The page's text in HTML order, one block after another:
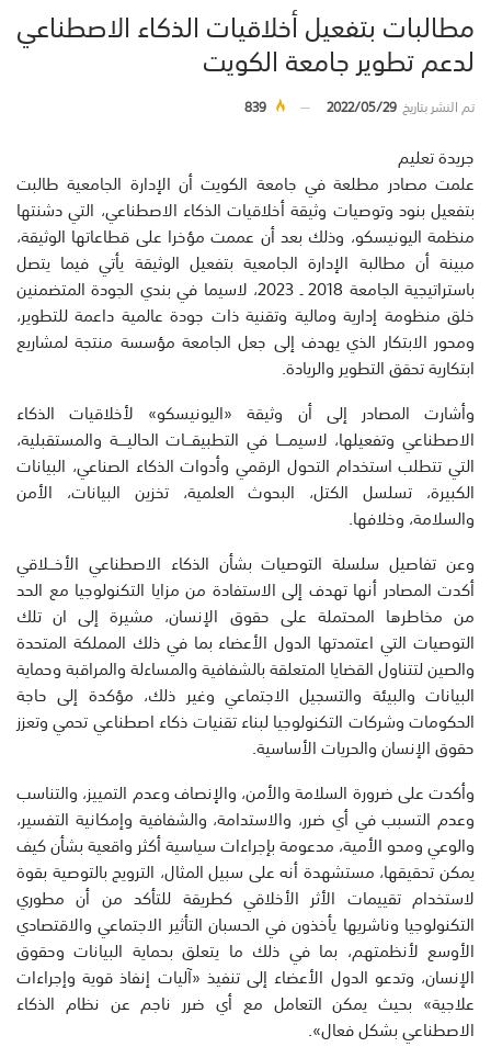
مطالبات بتفعيل أخلاقيات الذكاء الاصطناعي
لدعم تطوير جامعة الكويت
تم النشر بتاريخ2022/05/29
839
جريدة تعليم
علمت مصادر مطلعة في جامعة الكويت أن الإدارة الجامعية طالبت
بتفعيل بنود وتوصيات وثيقة أخلاقيات الذكاء الاصطناعي، التي دشنتها
منظمة اليونيسكو، وذلك بعد أن عممت مؤخرا على قطاعاتها الوثيقة،
مبينة أن مطالبة الإدارة الجامعية بتفعيل الوثيقة يأتي فيما يتصل
باستراتيجية الجامعة 2018 ـ 2023، لاسيما في بندي الجودة المتضمنين
خلق منظومة إدارية ومالية وتقنية ذات جودة عالمية داعمة للتطوير،
ومحور الابتكار الذي يهدف إلى جعل الجامعة مؤسسة منتجة لمشاريع
ابتكارية تحقق التطوير والريادة.
وأشارت المصادر إلى أن وثيقة «اليونيسكو» لأخلاقيات الذكاء
الاصطناعي وتفعيلها، لاسيمــــا في التطبيقـــات الحاليــــة والمستقبلية،
التي تتطلب استخدام التحول الرقمي وأدوات الذكاء الصناعي، البيانات
الكبيرة، تسلسل الكتل، البحوث العلمية، تخزين البيانات، الأمن
والسلامة، وخلافها.
وعن تفاصيل سلسلة التوصيات بشأن الذكاء الاصطناعي الأخـــلاقي
أكدت المصادر أنها تهدف إلى الاستفادة من مزايا التكنولوجيا مع الحد
من مخاطرها المحتملة على حقوق الإنسان، مشيرة إلى ان تلك
التوصيات التي اعتمدتها الدول الأعضاء بما في ذلك المملكة المتحدة
والصين لتتناول القضايا المتعلقة بالشفافية والمساءلة والمراقبة وحماية
البيانات والبيئة والتسجيل الاجتماعي وغير ذلك، مؤكدة إلى حاجة
الحكومات وشركات التكنولوجيا لبناء تقنيات ذكاء اصطناعي تحمي وتعزز
حقوق الإنسان والحريات الأساسية.
وأكدت على ضرورة السلامة والأمن، والإنصاف وعدم التمييز، والتناسب
وعدم التسبب في أي ضرر، والاستدامة، والشفافية وإمكانية التفسير،
والوعي ومحو الأمية، مدعومة بإجراءات سياسية أكثر واقعية بشأن كيف
يمكن تحقيقها، مستشهدة أنه على سبيل المثال، الترويج بالتوصية بقوة
لاستخدام تقييمات الأثر الأخلاقي كطريقة للتأكد من أن مطوري
التكنولوجيا وناشريها يأخذون في الحسبان التأثير الاجتماعي والاقتصادي
الأوسع لأنظمتهم، بما في ذلك ما يتعلق بحماية البيانات وحقوق
الإنسان، وتدعو الدول الأعضاء إلى تنفيذ «آليات إنفاذ قوية وإجراءات
علاجية» بحيث يمكن التعامل مع أي ضرر ناجم عن نظام الذكاء
الاصطناعي بشكل فعال».